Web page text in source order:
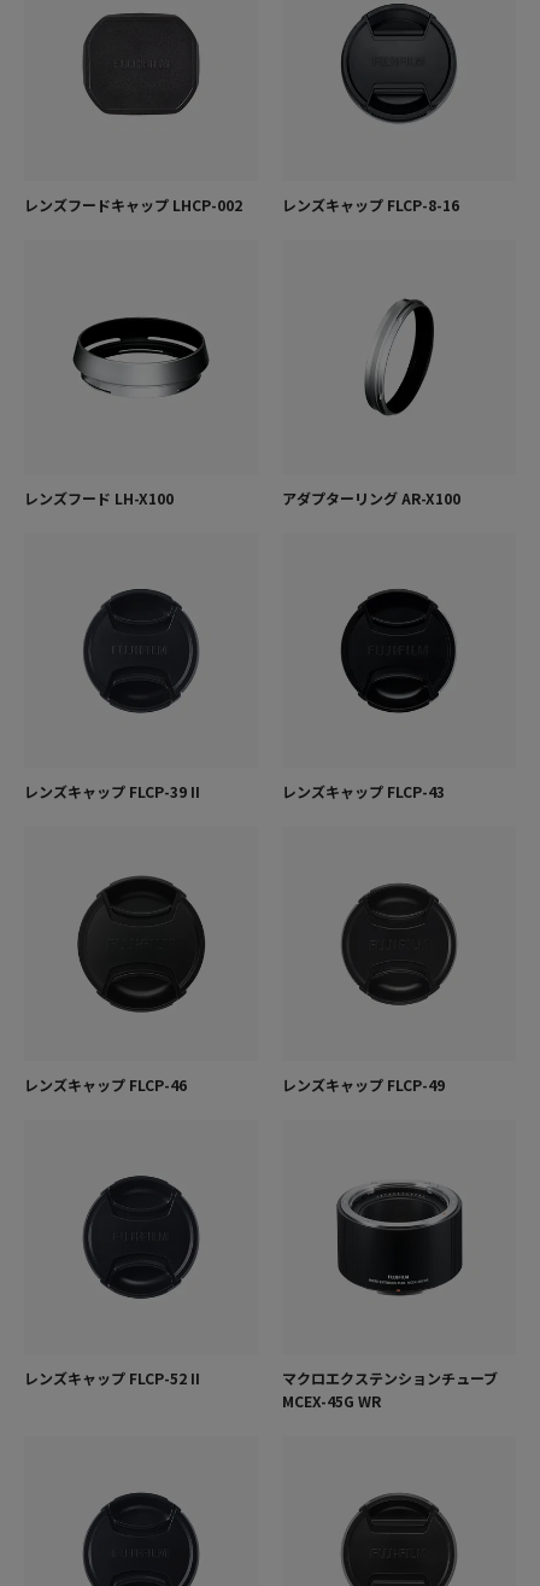
レンズフードキャップ LHCP-002 レンズキャップ FLCP-8-16
レンズフード LH-X100 アダプターリング AR-X100
レンズキャップ FLCP-39 II レンズキャップ FLCP-43
レンズキャップ FLCP-46 レンズキャップ FLCP-49
レンズキャップ FLCP-52 II
マクロエクステンションチューブ
MCEX-45G WR